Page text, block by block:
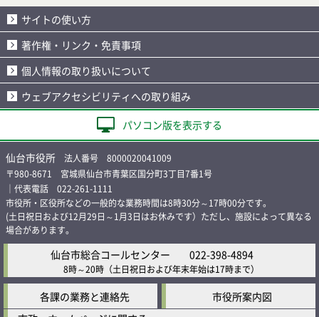
サイトの使い方
著作権・リンク・免責事項
個人情報の取り扱いについて
ウェブアクセシビリティへの取り組み
パソコン版を表示する
仙台市役所 法人番号 8000020041009
〒980-8671 宮城県仙台市青葉区国分町3丁目7番1号
｜代表電話 022-261-1111
市役所・区役所などの一般的な業務時間は8時30分～17時00分です。
(土日祝日および12月29日～1月3日はお休みです）ただし、施設によって異なる
場合があります。
仙台市総合コールセンター 022-398-4894
8時～20時 （土日祝日および年末年始は17時まで）
各課の業務と連絡先
市役所案内図